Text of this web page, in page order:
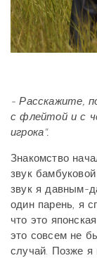
- Расскажите,
с флейтой и с
игрока".
Знакомство
звук
звук я давным-
один парень, я
что это
это совсем не
случай. Позже я